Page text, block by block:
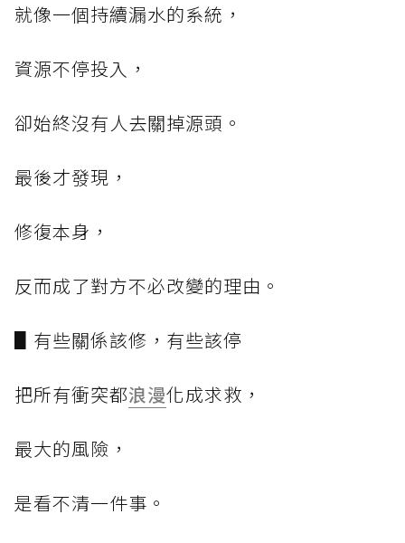
就像一個持續漏水的系統，
資源不停投入，
卻始終沒有人去關掉源頭。
最後才發現，
修復本身，
反而成了對方不必改變的理由。
▋有些關係該修，有些該停
把所有衝突都浪漫化成求救，
最大的風險，
是看不清一件事。